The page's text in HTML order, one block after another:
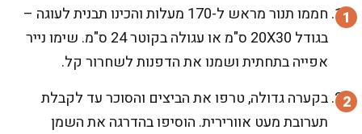
חממו תנור מראש ל-170 מעלות והכינו תבנית לעוגה –
בגודל 20X30 ס"מ או עגולה בקוטר 24 ס"מ. שימו נייר
אפייה בתחתית ושמנו את הדפנות לשחרור קל.
בקערה גדולה, טרפו את הביצים והסוכר עד לקבלת
תערובת מעט אוורירית. הוסיפו בהדרגה את השמן